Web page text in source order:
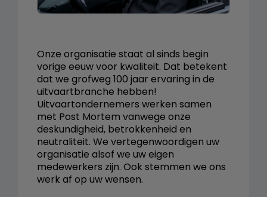
Onze organisatie staat al sinds begin
vorige eeuw voor kwaliteit. Dat betekent
dat we grofweg 100 jaar ervaring in de
uitvaartbranche hebben!
Uitvaartondernemers werken samen
met Post Mortem vanwege onze
deskundigheid, betrokkenheid en
neutraliteit. We vertegenwoordigen uw
organisatie alsof we uw eigen
medewerkers zijn. Ook stemmen we ons
werk af op uw wensen.